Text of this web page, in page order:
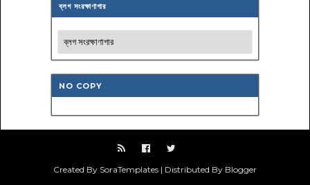
ব্লগ সংরক্ষাণাগার
NO COPY
Created By SoraTemplates | Distributed By Blogger